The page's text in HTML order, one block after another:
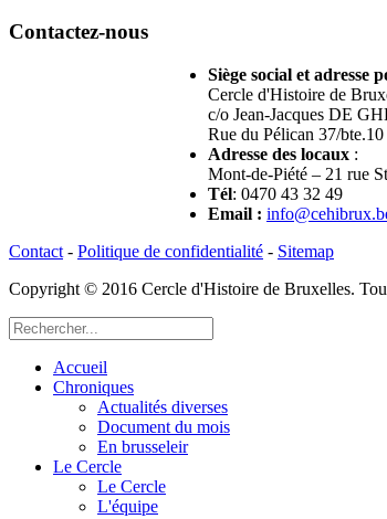
Contactez-nous
Siège social et adresse
Cercle d'Histoire de
c/o Jean-Jacques DE
Rue du Pélican 37/
Adresse des locaux :
Mont-de-Piété – 21 rue
Tél: 0470 43 32 49
Email :
Contact - Politique de confidentialité - Sitemap
Copyright © 2016 Cercle d'Histoire de Bruxelles.
Accueil
Chroniques
Actualités diverses
Document du mois
En brusseleir
Le Cercle
Le Cercle
L'équipe